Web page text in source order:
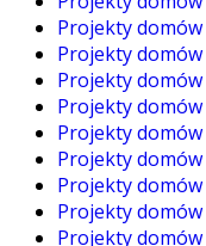
Projekty
Projekty
Projekty
Projekty
Projekty
Projekty
Projekty
Projekty
Projekty